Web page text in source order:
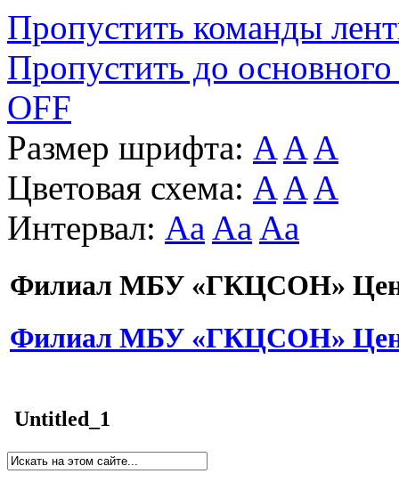
Пропустить команды
Пропустить до основного
OFF
Размер шрифта: A A A
Цветовая схема: A A A
Интервал: Aa Aa Aa
Филиал МБУ «ГКЦСОН»
Филиал МБУ «ГКЦСОН»
Untitled_1